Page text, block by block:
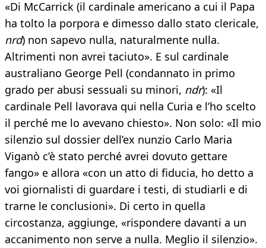
«Di McCarrick (il cardinale americano a cui il Papa
ha tolto la porpora e dimesso dallo stato clericale,
nrd) non sapevo nulla, naturalmente nulla.
Altrimenti non avrei taciuto». E sul cardinale
australiano George Pell (condannato in primo
grado per abusi sessuali su minori, ndr): «Il
cardinale Pell lavorava qui nella Curia e l’ho scelto
il perché me lo avevano chiesto». Non solo: «Il mio
silenzio sul dossier dell’ex nunzio Carlo Maria
Viganò c’è stato perché avrei dovuto gettare
fango» e allora «con un atto di fiducia, ho detto a
voi giornalisti di guardare i testi, di studiarli e di
trarne le conclusioni». Di certo in quella
circostanza, aggiunge, «rispondere davanti a un
accanimento non serve a nulla. Meglio il silenzio».